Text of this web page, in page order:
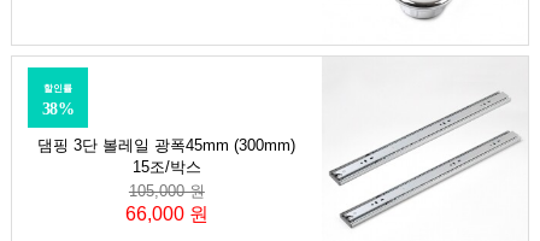
댐핑 3단 볼레일 광폭45mm (300mm)
15조/박스
할인률
38%
105,000 원
66,000 원